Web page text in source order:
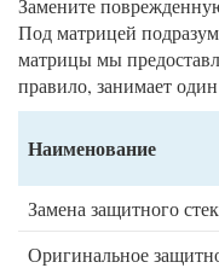
Замените
Под матрицей
матрицы мы
правило, занимает
Наименование
Замена защитного
Оригинальное